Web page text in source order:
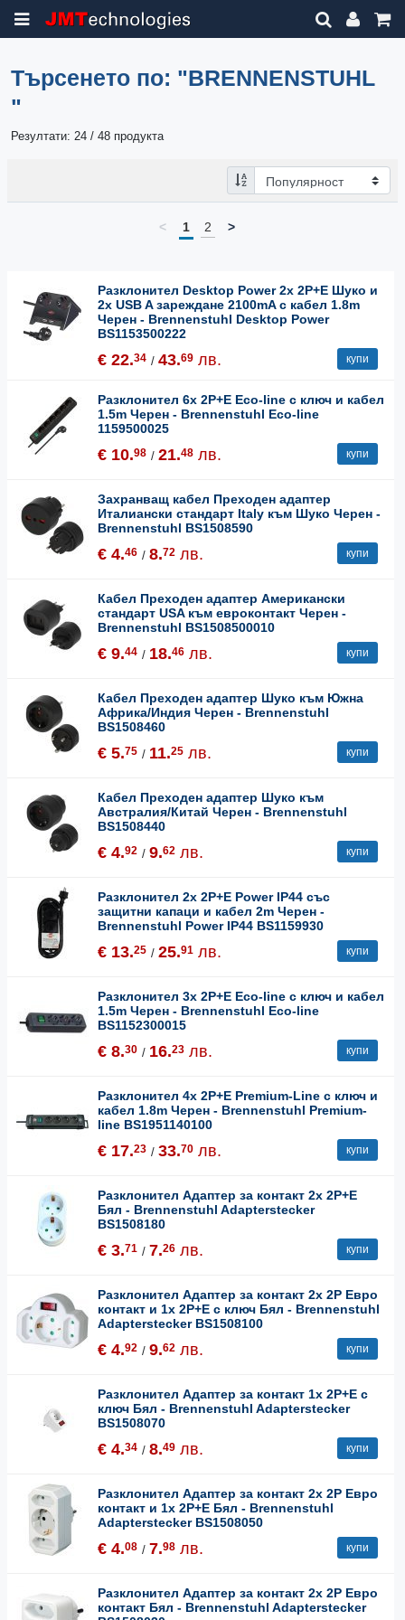
Търсенето по: "BRENNENSTUHL
"
Резултати: 24 / 48 продукта
< 1 2 >
Разклонител Desktop Power 2x 2P+E Шуко и
2x USB A зареждане 2100mA с кабел 1.8m
Черен - Brennenstuhl Desktop Power
BS1153500222
€ 22.34 / 43.69 лв. купи
Разклонител 6x 2P+E Eco-line с ключ и кабел
1.5m Черен - Brennenstuhl Eco-line
1159500025
€ 10.98 / 21.48 лв. купи
Захранващ кабел Преходен адаптер
Италиански стандарт Italy към Шуко Черен -
Brennenstuhl BS1508590
€ 4.46 / 8.72 лв. купи
Кабел Преходен адаптер Американски
стандарт USA към евроконтакт Черен -
Brennenstuhl BS1508500010
€ 9.44 / 18.46 лв. купи
Кабел Преходен адаптер Шуко към Южна
Африка/Индия Черен - Brennenstuhl
BS1508460
€ 5.75 / 11.25 лв. купи
Кабел Преходен адаптер Шуко към
Австралия/Китай Черен - Brennenstuhl
BS1508440
€ 4.92 / 9.62 лв. купи
Разклонител 2x 2P+E Power IP44 със
защитни капаци и кабел 2m Черен -
Brennenstuhl Power IP44 BS1159930
€ 13.25 / 25.91 лв. купи
Разклонител 3x 2P+E Eco-line с ключ и кабел
1.5m Черен - Brennenstuhl Eco-line
BS1152300015
€ 8.30 / 16.23 лв. купи
Разклонител 4x 2P+E Premium-Line с ключ и
кабел 1.8m Черен - Brennenstuhl Premium-
line BS1951140100
€ 17.23 / 33.70 лв. купи
Разклонител Адаптер за контакт 2x 2P+E
Бял - Brennenstuhl Adapterstecker
BS1508180
€ 3.71 / 7.26 лв. купи
Разклонител Адаптер за контакт 2x 2P Евро
контакт и 1x 2P+E с ключ Бял - Brennenstuhl
Adapterstecker BS1508100
€ 4.92 / 9.62 лв. купи
Разклонител Адаптер за контакт 1x 2P+E с
ключ Бял - Brennenstuhl Adapterstecker
BS1508070
€ 4.34 / 8.49 лв. купи
Разклонител Адаптер за контакт 2x 2P Евро
контакт и 1x 2P+E Бял - Brennenstuhl
Adapterstecker BS1508050
€ 4.08 / 7.98 лв. купи
Разклонител Адаптер за контакт 2x 2P Евро
контакт Бял - Brennenstuhl Adapterstecker